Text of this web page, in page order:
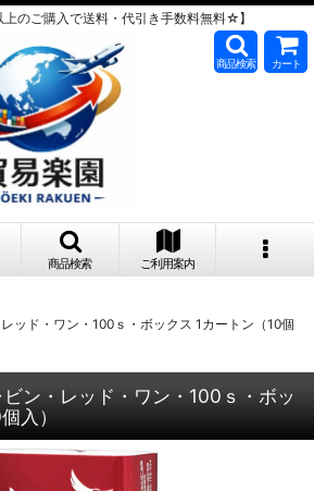
上のご購入で送料・代引き手数料無料☆】
商品検索 カート
商品検索 ご利用案内
ッド・ワン・100ｓ・ボックス 1カートン（10個
ン・レッド・ワン・100ｓ・ボッ
入）